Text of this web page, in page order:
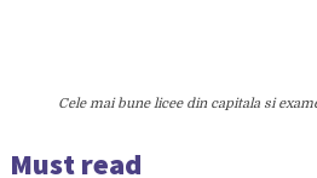
Cele mai bune licee din capitala si
Must read